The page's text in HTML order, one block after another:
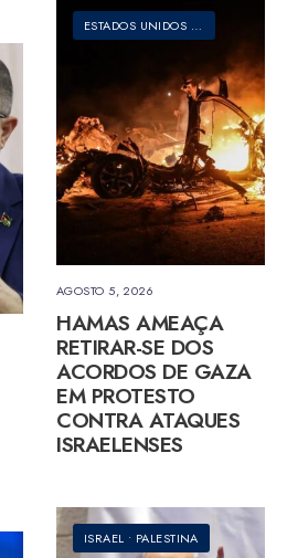
ESTADOS UNIDOS DA AMÉRICA
AGOSTO 5, 2026
HAMAS AMEAÇA
RETIRAR-SE DOS
ACORDOS DE GAZA
EM PROTESTO
CONTRA ATAQUES
ISRAELENSES
ISRAEL • PALESTINA